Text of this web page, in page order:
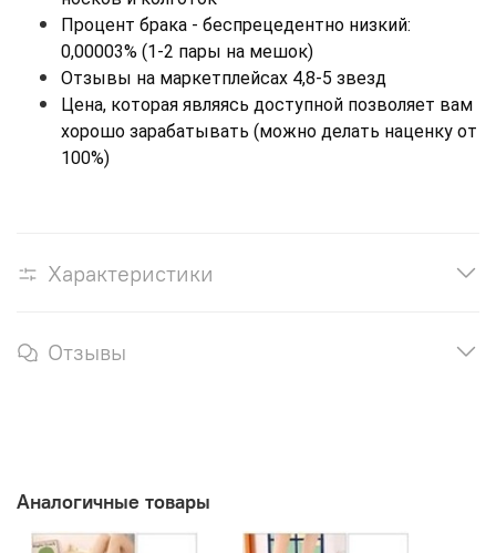
Процент брака - беспрецедентно низкий:
0,00003% (1-2 пары на мешок)
Отзывы на маркетплейсах 4,8-5 звезд
Цена, которая являясь доступной позволяет вам
хорошо зарабатывать (можно делать наценку от
100%)
Характеристики
Отзывы
Аналогичные товары